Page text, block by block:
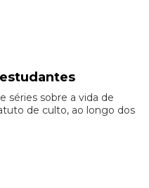
séries sobre a vida de
de culto, ao longo dos